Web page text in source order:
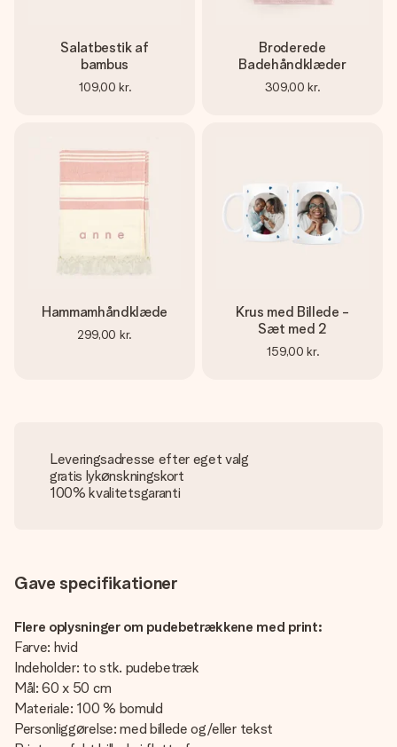
Salatbestik af
bambus
109,00 kr.
Broderede
Badehåndklæder
309,00 kr.
Hammamhåndklæde
299,00 kr.
Krus med Billede -
Sæt med 2
159,00 kr.
Leveringsadresse efter eget valg
gratis lykønskningskort
100% kvalitetsgaranti
Gave specifikationer
Flere oplysninger om pudebetrækkene med print:
Farve: hvid
Indeholder: to stk. pudebetræk
Mål: 60 x 50 cm
Materiale: 100 % bomuld
Personliggørelse: med billede og/eller tekst